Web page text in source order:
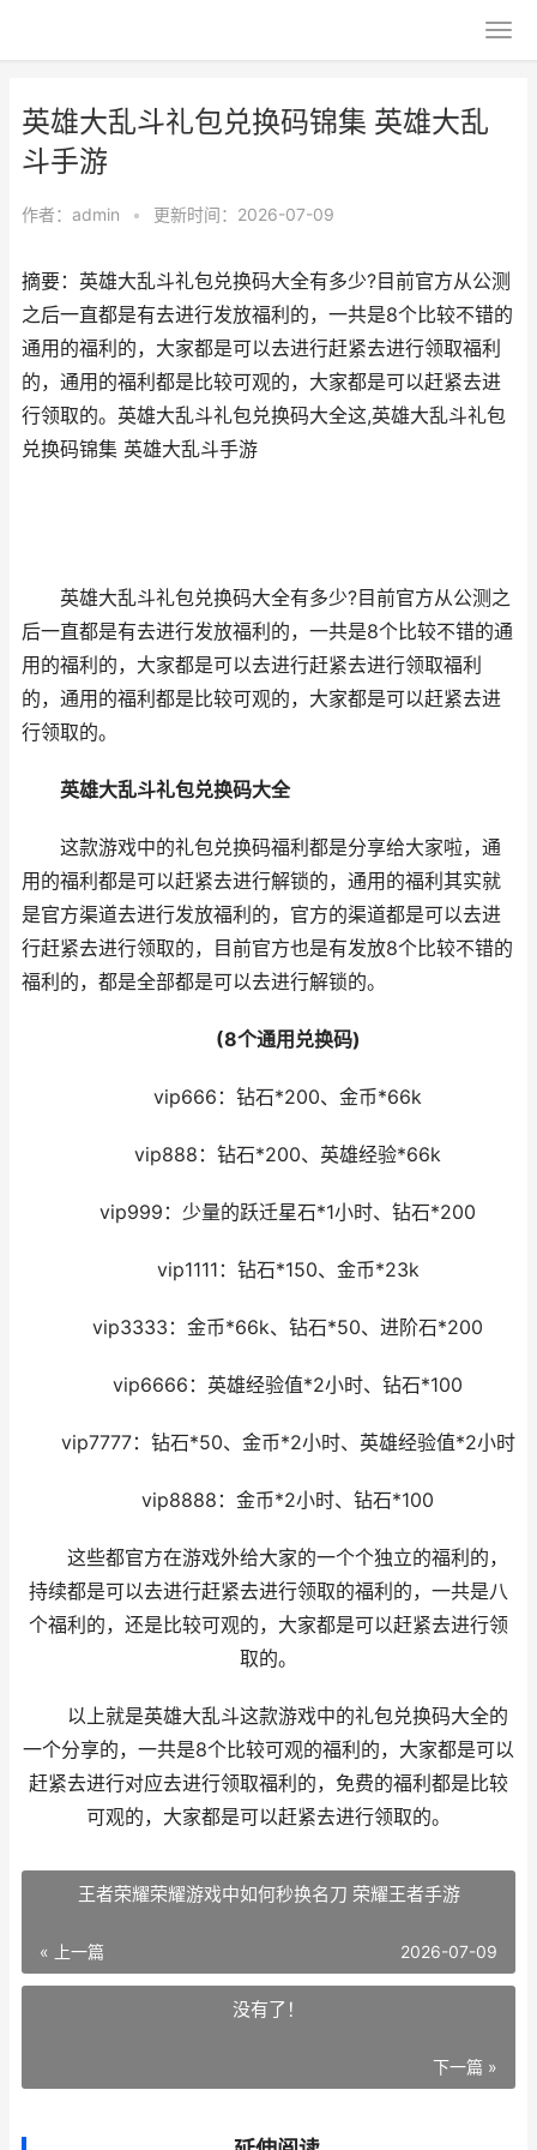
英雄大乱斗礼包兑换码锦集 英雄大乱
斗手游
作者： admin • 更新时间：2026-07-09
摘要：英雄大乱斗礼包兑换码大全有多少?目前官方从公测
之后一直都是有去进行发放福利的，一共是8个比较不错的
通用的福利的，大家都是可以去进行赶紧去进行领取福利
的，通用的福利都是比较可观的，大家都是可以赶紧去进
行领取的。英雄大乱斗礼包兑换码大全这,英雄大乱斗礼包
兑换码锦集 英雄大乱斗手游
英雄大乱斗礼包兑换码大全有多少?目前官方从公测之
后一直都是有去进行发放福利的，一共是8个比较不错的通
用的福利的，大家都是可以去进行赶紧去进行领取福利
的，通用的福利都是比较可观的，大家都是可以赶紧去进
行领取的。
英雄大乱斗礼包兑换码大全
这款游戏中的礼包兑换码福利都是分享给大家啦，通
用的福利都是可以赶紧去进行解锁的，通用的福利其实就
是官方渠道去进行发放福利的，官方的渠道都是可以去进
行赶紧去进行领取的，目前官方也是有发放8个比较不错的
福利的，都是全部都是可以去进行解锁的。
(8个通用兑换码)
vip666：钻石*200、金币*66k
vip888：钻石*200、英雄经验*66k
vip999：少量的跃迁星石*1小时、钻石*200
vip1111：钻石*150、金币*23k
vip3333：金币*66k、钻石*50、进阶石*200
vip6666：英雄经验值*2小时、钻石*100
vip7777：钻石*50、金币*2小时、英雄经验值*2小时
vip8888：金币*2小时、钻石*100
这些都官方在游戏外给大家的一个个独立的福利的，
持续都是可以去进行赶紧去进行领取的福利的，一共是八
个福利的，还是比较可观的，大家都是可以赶紧去进行领
取的。
以上就是英雄大乱斗这款游戏中的礼包兑换码大全的
一个分享的，一共是8个比较可观的福利的，大家都是可以
赶紧去进行对应去进行领取福利的，免费的福利都是比较
可观的，大家都是可以赶紧去进行领取的。
王者荣耀荣耀游戏中如何秒换名刀 荣耀王者手游
« 上一篇 2026-07-09
没有了！
下一篇 »